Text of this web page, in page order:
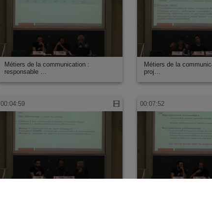
Métiers de la communication :
responsable …
Métiers de la
proj…
00:04:59 00:07:52